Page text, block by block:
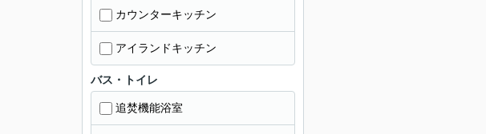
カウンターキッチン
アイランドキッチン
バス・トイレ
追焚機能浴室